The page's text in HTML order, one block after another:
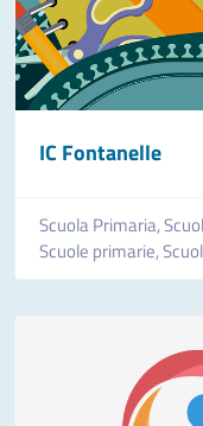
IC Fontanelle
Scuola Primaria,
Scuole primarie,